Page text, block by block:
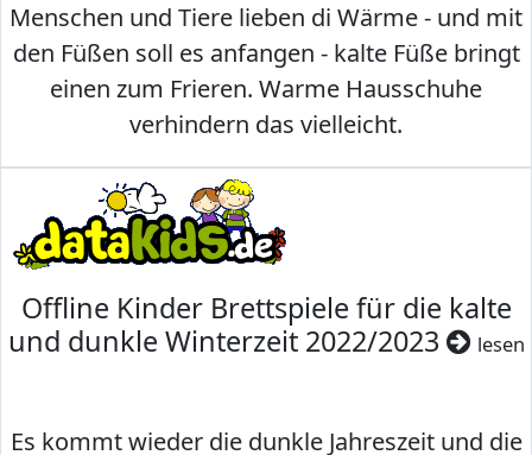
Menschen und Tiere lieben di Wärme - und mit
den Füßen soll es anfangen - kalte Füße bringt
einen zum Frieren. Warme Hausschuhe
verhindern das vielleicht.
Offline Kinder Brettspiele für die kalte
und dunkle Winterzeit 2022/2023
lesen
Es kommt wieder die dunkle Jahreszeit und die